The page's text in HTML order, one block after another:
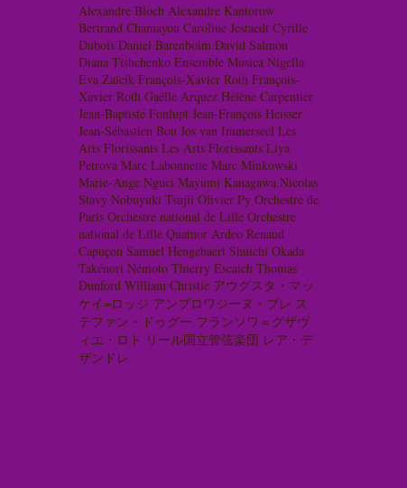
Alexandre Bloch Alexandre Kantorow
Bertrand Chamayou Caroline Jestaedt Cyrille
Dubois Daniel Barenboim David Salmon
Diana Tishchenko Ensemble Musica Nigella
Eva Zaïcik François-Xavier Roth François-
Xavier Roth Gaëlle Arquez Hélène Carpentier
Jean-Baptiste Fonlupt Jean-François Heisser
Jean-Sébastien Bou Jos van Immerseel Les
Arts Florissants Les Arts Florissants Liya
Petrova Marc Labonnette Marc Minkowski
Marie-Ange Nguci Mayumi Kanagawa Nicolas
Stavy Nobuyuki Tsujii Olivier Py Orchestre de
Paris Orchestre national de Lille Orchestre
national de Lille Quatuor Ardeo Renaud
Capuçon Samuel Hengebaert Shuichi Okada
Takénori Némoto Thierry Escaich Thomas
Dunford William Christie アウグスタ・マッ
ケイ=ロッジ アンブロワジーヌ・ブレ ス
テファン・ドゥグー フランソワ＝グザヴ
ィエ・ロト リール国立管弦楽団 レア・デ
ザンドレ